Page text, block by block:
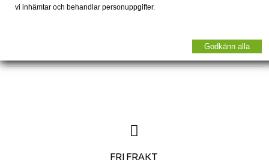
FRI FRAKT
vi inhämtar och behandlar personuppgifter.
Godkänn alla